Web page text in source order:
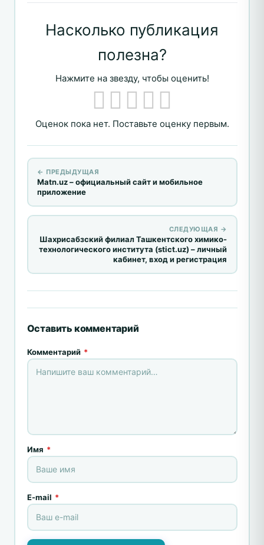
Насколько публикация
полезна?
Нажмите на звезду, чтобы оценить!
Оценок пока нет. Поставьте оценку первым.
← ПРЕДЫДУЩАЯ
Matn.uz – официальный сайт и мобильное
приложение
СЛЕДУЮЩАЯ →
Шахрисабзский филиал Ташкентского химико-
технологического института (stict.uz) – личный
кабинет, вход и регистрация
Оставить комментарий
Комментарий *
Имя *
E-mail *